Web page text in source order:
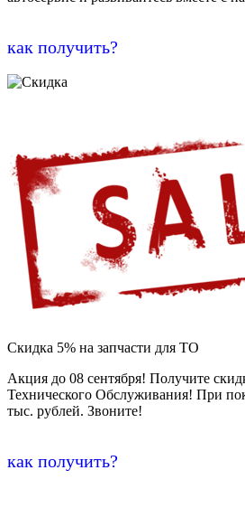
как получить?
Скидка 5% на запчасти для ТО
Акция до 08 сентября! Получите
Технического Обслуживания! При
тыс. рублей. Звоните!
как получить?